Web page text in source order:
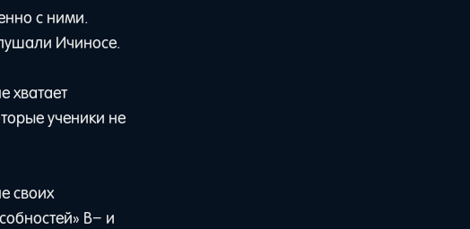
с ними.
Ичиносе.
хватает
ученики не
своих
B− и